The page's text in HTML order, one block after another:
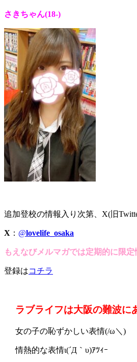
さきちゃん(18-)
追加登校の情報入り次第、X(旧
X ： @lovelife_osaka
もえなびメルマガでは定期的に限
登録はコチラ
ラブライフは大阪の難波に
女の子の恥ずかしい表情(/ω＼)
情熱的な表情ι(´Д｀υ)ｱﾂｨｰ